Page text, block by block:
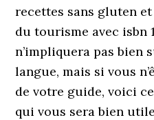
recettes sans gluten
du tourisme avec isbn
n’impliquera pas bien
langue, mais si vous
de votre guide, voici
qui vous sera bien